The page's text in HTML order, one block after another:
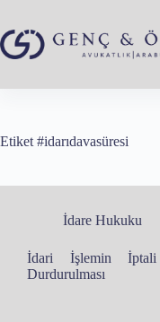
content
Etiket #idarıdavasüresi
İdare Hukuku
İdari İşlemin
Durdurulması